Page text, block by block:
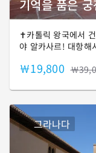
기억을 품은
✝️카톨릭 왕국에서
야 알카사르! 대항해
데요, 오늘날에도 스
톨릭 시대, 대항해시
까지! 천년의 기억을
르🕌에서 이국적인
￦19,800 ￦
그라나다